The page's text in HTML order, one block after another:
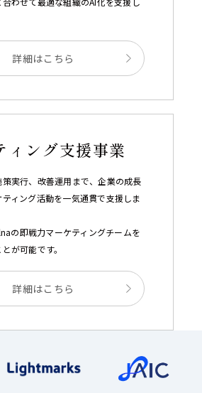
詳細はこちら
ィング支援事業
実行、改善運用まで、企業の成長
ィング活動を一気通貫で支援しま
の即戦力マーケティングチームを
が可能です。
詳細はこちら